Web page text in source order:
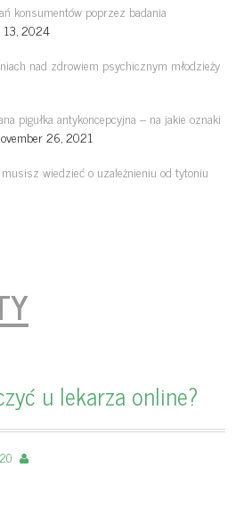
konsumentów poprzez badania
13, 2024
nad zdrowiem psychicznym młodzieży
pigułka antykoncepcyjna – na jakie oznaki
26, 2021
wiedzieć o uzależnieniu od tytoniu
u lekarza online?